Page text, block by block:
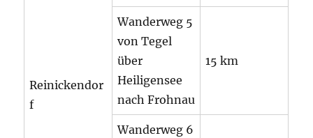
Reinickendor
f
Wanderweg 5
von Tegel
über
Heiligensee
nach Frohnau
15 km
Wanderweg 6